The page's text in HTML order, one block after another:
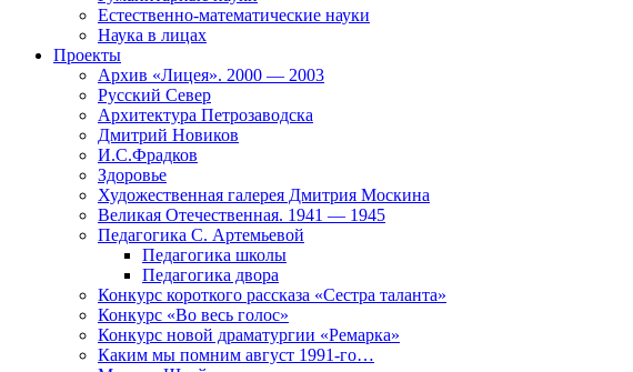
Естественно-математические науки
Наука в лицах
Проекты
Архив «Лицея». 2000 — 2003
Русский Север
Архитектура Петрозаводска
Дмитрий Новиков
И.С.Фрадков
Здоровье
Художественная галерея Дмитрия Москина
Великая Отечественная. 1941 — 1945
Педагогика С. Артемьевой
Педагогика школы
Педагогика двора
Конкурс короткого рассказа «Сестра таланта»
Конкурс «Во весь голос»
Конкурс новой драматургии «Ремарка»
Каким мы помним август 1991-го…